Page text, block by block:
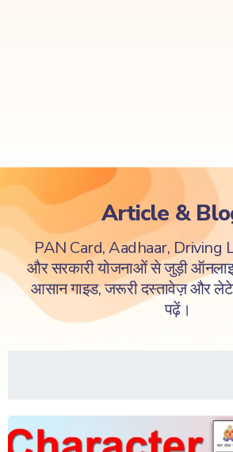
Article &
PAN Card, Aadhaar, Driving
और सरकारी योजनाओं से जुड़ी
आसान गाइड, जरूरी दस्तावेज़ और
पढ़ें।